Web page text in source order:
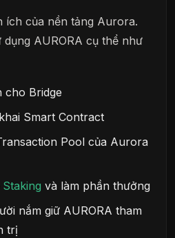
ích của nền tảng Aurora.
AURORA cụ thể như
cho Bridge
Smart Contract
Pool của Aurora
Staking và làm phần thưởng
nắm giữ AURORA tham
trị